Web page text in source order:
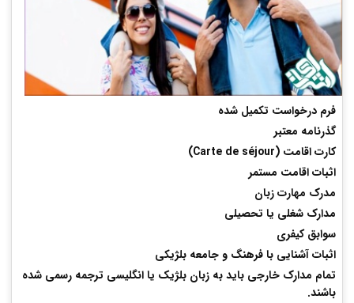
فرم درخواست تکمیل شده
گذرنامه معتبر
کارت اقامت (Carte de séjour)
اثبات اقامت مستمر
مدرک مهارت زبان
مدارک شغلی یا تحصیلی
سوابق کیفری
اثبات آشنایی با فرهنگ و جامعه بلژیکی
تمام مدارک خارجی بایدبه زبان بلژیک یا انگلیسی ترجمه رسمی شده
باشند.